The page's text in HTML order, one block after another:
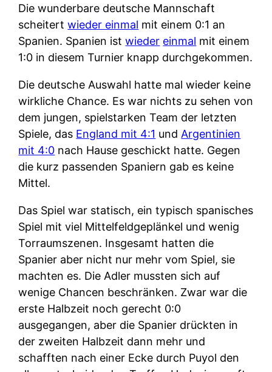
Die wunderbare deutsche Mannschaft
scheitertwieder einmal mit einem 0:1 an
Spanien. Spanien istwieder einmal mit einem
1:0 in diesem Turnier knapp durchgekommen.
Die deutsche Auswahl hatte mal wieder keine
wirkliche Chance. Es war nichts zu sehen von
dem jungen, spielstarken Team der letzten
Spiele, das England mit 4:1 und Argentinien
mit 4:0 nach Hause geschickt hatte. Gegen
die kurz passenden Spaniern gab es keine
Mittel.
Das Spiel war statisch, ein typisch spanisches
Spiel mit viel Mittelfeldgeplänkel und wenig
Torraumszenen. Insgesamt hatten die
Spanier aber nicht nur mehr vom Spiel, sie
machten es. Die Adler mussten sich auf
wenige Chancen beschränken. Zwar war die
erste Halbzeit noch gerecht 0:0
ausgegangen, aber die Spanier drückten in
der zweiten Halbzeit dann mehr und
schafften nach einer Ecke durch Puyol den